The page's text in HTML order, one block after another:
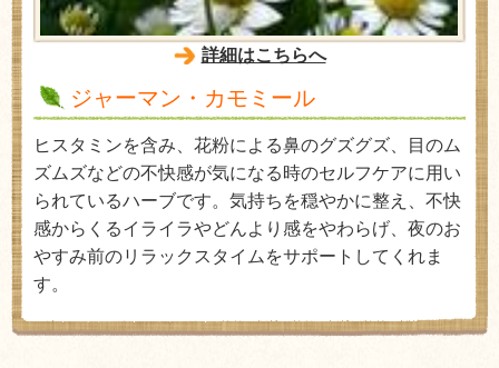
詳細はこちらへ
ジャーマン・カモミール
ヒスタミンを含み、花粉による鼻のグズグズ、目のム
ズムズなどの不快感が気になる時のセルフケアに用い
られているハーブです。気持ちを穏やかに整え、不快
感からくるイライラやどんより感をやわらげ、夜のお
やすみ前のリラックスタイムをサポートしてくれま
す。